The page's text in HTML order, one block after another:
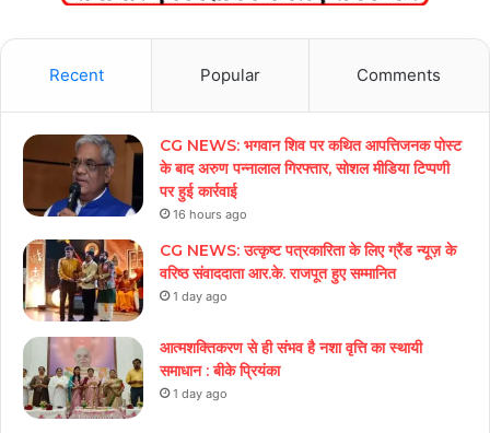
Recent Popular Comments
CG NEWS: भगवान शिव पर कथित आपत्तिजनक पोस्ट
के बाद अरुण पन्नालाल गिरफ्तार, सोशल मीडिया टिप्पणी
पर हुई कार्रवाई
16 hours ago
CG NEWS: उत्कृष्ट पत्रकारिता के लिए ग्रैंड न्यूज़ के
वरिष्ठ संवाददाता आर.के. राजपूत हुए सम्मानित
1 day ago
आत्मशक्तिकरण से ही संभव है नशा वृत्ति का स्थायी
समाधान : बीके प्रियंका
1 day ago